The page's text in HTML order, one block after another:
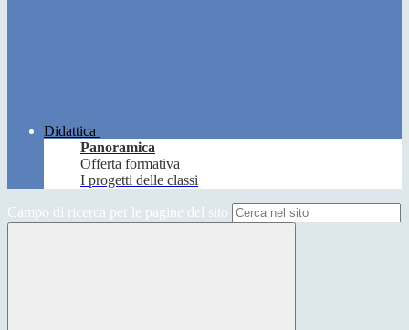
Didattica
Panoramica
Offerta formativa
I progetti delle classi
Campo di ricerca per le pagine del sito